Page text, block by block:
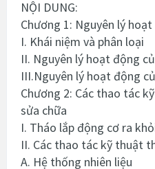
NỘI DUNG:
Chương 1: Nguyên lý
I. Khái niệm và phân loại
II. Nguyên lý hoạt động
III.Nguyên lý hoạt động
Chương 2: Các thao tác
sửa chữa
I. Tháo lắp động cơ ra
II. Các thao tác kỹ thuật
A. Hệ thống nhiên liệu